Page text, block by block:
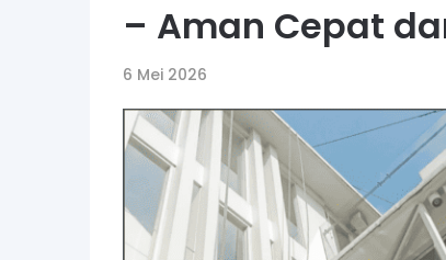
– Aman Cepat
6 Mei 2026